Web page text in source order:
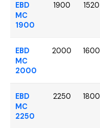
EBD
MC
1900
1900 1520
EBD
MC
2000
2000 1600
EBD
MC
2250
2250 1800